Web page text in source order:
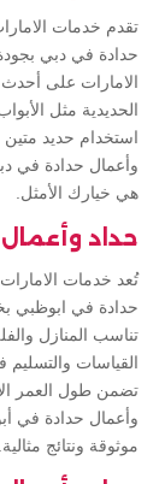
تقدم خدمات
حدادة في دبي
الامارات على أحدث
الحديدية مثل
استخدام حديد
وأعمال حدادة في
هي خيارك الأمثل.
حداد
تُعد خدمات
حدادة في ابوظبي
تناسب المنازل
القياسات
تضمن طول العمر
وأعمال حدادة في
موثوقة ونتائج مثالية.